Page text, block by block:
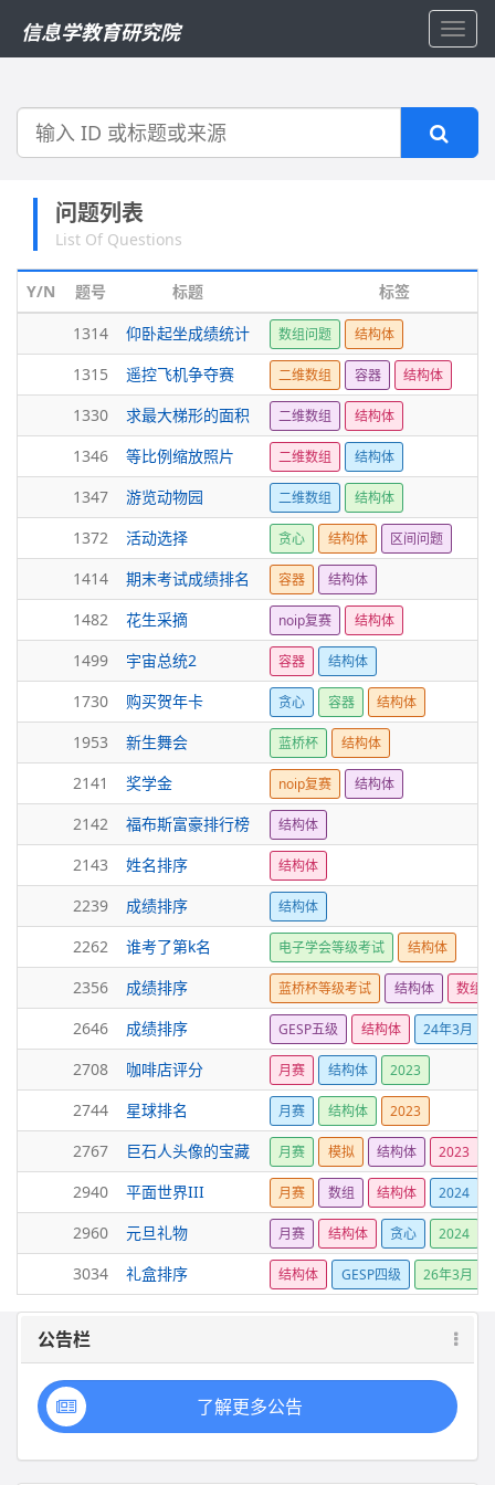
信息学教育研究院
搜
问题列表
List Of Questions
Y/N 题号 标题
标签
1314
仰卧起坐成绩统计 数组问题 结构体
1315 遥控飞机争夺赛 二维数组 容器 结构体
1330 求最大梯形的面积 二维数组 结构体
1346 等比例缩放照片 二维数组 结构体
1347 游览动物园 二维数组 结构体
1372 活动选择 贪心 结构体 区间问题
1414 期末考试成绩排名 容器 结构体
1482 花生采摘 noip复赛 结构体
1499 宇宙总统2 容器 结构体
1730 购买贺年卡 贪心 容器 结构体
1953 新生舞会 蓝桥杯 结构体
2141 奖学金 noip复赛 结构体
2142 福布斯富豪排行榜 结构体
2143 姓名排序 结构体
2239 成绩排序 结构体
2262 谁考了第k名 电子学会等级考试 结构体
2356 成绩排序 蓝桥杯等级考试 结构体 数组
2646 成绩排序 GESP五级 结构体 24年3月
2708 咖啡店评分 月赛 结构体 2023
2744 星球排名 月赛 结构体 2023
2767 巨石人头像的宝藏 月赛 模拟 结构体 2023
2940 平面世界III 月赛 数组 结构体 2024
2960 元旦礼物 月赛 结构体 贪心 2024
3034 礼盒排序 结构体 GESP四级 26年3月
公告栏
了解更多公告